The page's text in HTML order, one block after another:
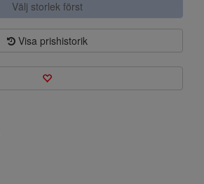
Välj storlek först
Visa prishistorik